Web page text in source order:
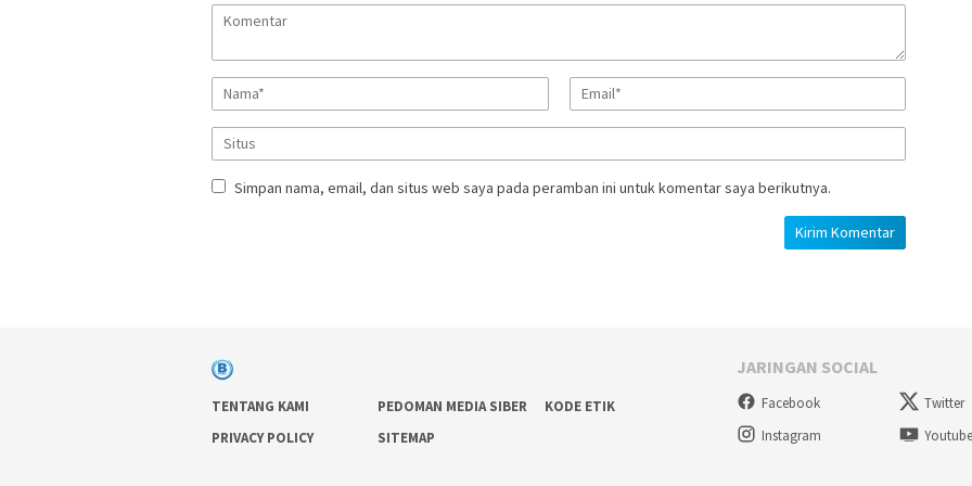
Simpan nama, email, dan situs web saya pada peramban ini untuk komentar saya berikutnya.
TENTANG KAMI PEDOMAN MEDIA SIBER
KODE ETIK
PRIVACY POLICY
SITEMAP
JARINGAN SOCIAL
Facebook Twitter
Instagram
Youtube